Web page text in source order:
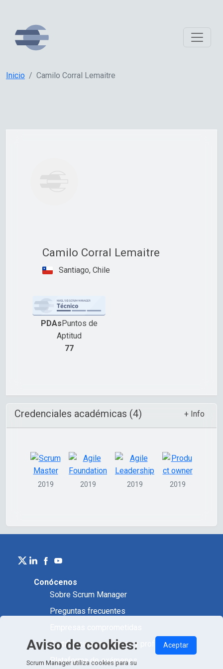
Inicio Camilo Corral Lemaitre
Camilo Corral Lemaitre
Santiago, Chile
PDAsPuntos de
Aptitud
77
Credenciales académicas (4) + Info
2019 2019 2019 2019
Conócenos
Sobre Scrum Manager
Preguntas frecuentes
Certificación académica y profesional
Plataforma de exámenes
Aviso de cookies:
Scrum Manager utiliza cookies para su
Aceptar